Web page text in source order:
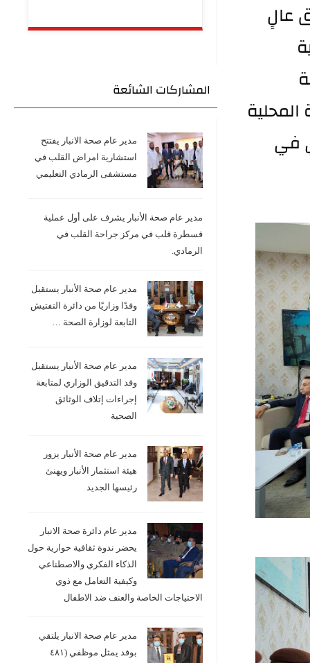
المشاركات الشائعة
مدير عام صحة الانبار يفتتح
استشارية امراض القلب في
مستشفى الرمادي التعليمي
مدير عام صحة الأنبار يشرف على أول عملية
قسطرة قلب في مركز جراحة القلب في
الرمادي.
مدير عام صحة الأنبار يستقبل
وفدًا وزاريًا من دائرة التفتيش
التابعة لوزارة الصحة …
مدير عام صحة الأنبار يستقبل
وفد التدقيق الوزاري لمتابعة
إجراءات إتلاف الوثائق
الصحية
مدير عام صحة الأنبار يزور
هيئة استثمار الأنبار ويهنئ
رئيسها الجديد
مدير عام دائرة صحة الانبار
يحضر ندوة ثقافية حوارية حول
الذكاء الفكري والاصطناعي
وكيفية التعامل مع ذوي
الاحتياجات الخاصة والعنف ضد الاطفال
مدير عام صحة الانبار يلتقي
بوفد يمثل موظفي (٤٨١